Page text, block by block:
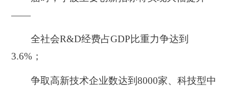
——
全社会R&D经费占GDP比重力争达到
3.6%；
争取高新技术企业数达到8000家、科技型中